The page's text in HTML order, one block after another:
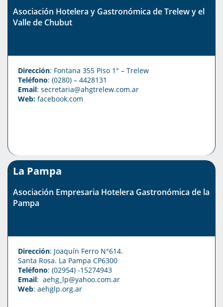
Asociación Hotelera y Gastronómica de Trelew y el
Valle de Chubut
Dirección: Fontana 355 Piso 1° – Trelew
Teléfono: (0280) – 4428131
Email: secretaria@ahgtrelew.com.ar
Web: facebook.com
La Pampa
Asociación Empresaria Hotelera Gastronómica de la
Pampa
Dirección: Joaquín Ferro N°614.
Santa Rosa. La Pampa CP6300
Teléfono: (02954) -15274943
Email: aehg_lp@yahoo.com.ar
Web: aehglp.org.ar